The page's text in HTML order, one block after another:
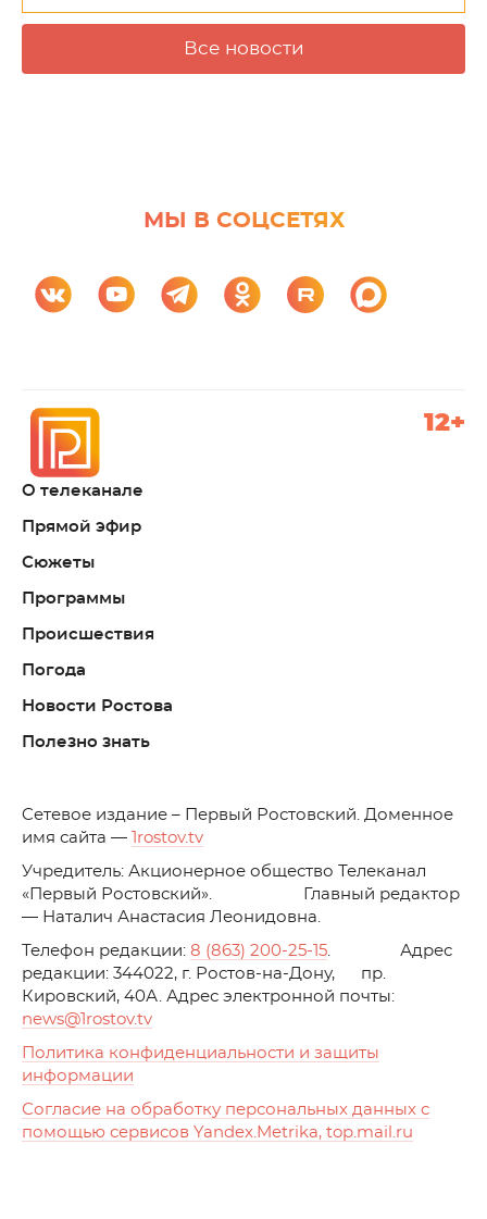
Все новости
МЫ В СОЦСЕТЯХ
О телеканале
Прямой эфир
Сюжеты
Программы
Происшествия
Погода
Новости Ростова
Полезно знать
12+
Cетевое издание – Первый Ростовский. Доменное
имя сайта —
1rostov.tv
Учредитель: Акционерное общество Телеканал
«Первый Ростовский». Главный редактор
— Наталич Анастасия Леонидовна.
Телефон редакции: 8 (863) 200-25-15. Адрес
редакции: 344022, г. Ростов-на-Дону, пр.
Кировский, 40А. Адрес электронной почты:
news@1rostov.tv
Политика конфиденциальности и защиты
информации
Согласие на обработку персональных данных с
помощью сервисов Yandex.Metrika, top.mail.ru